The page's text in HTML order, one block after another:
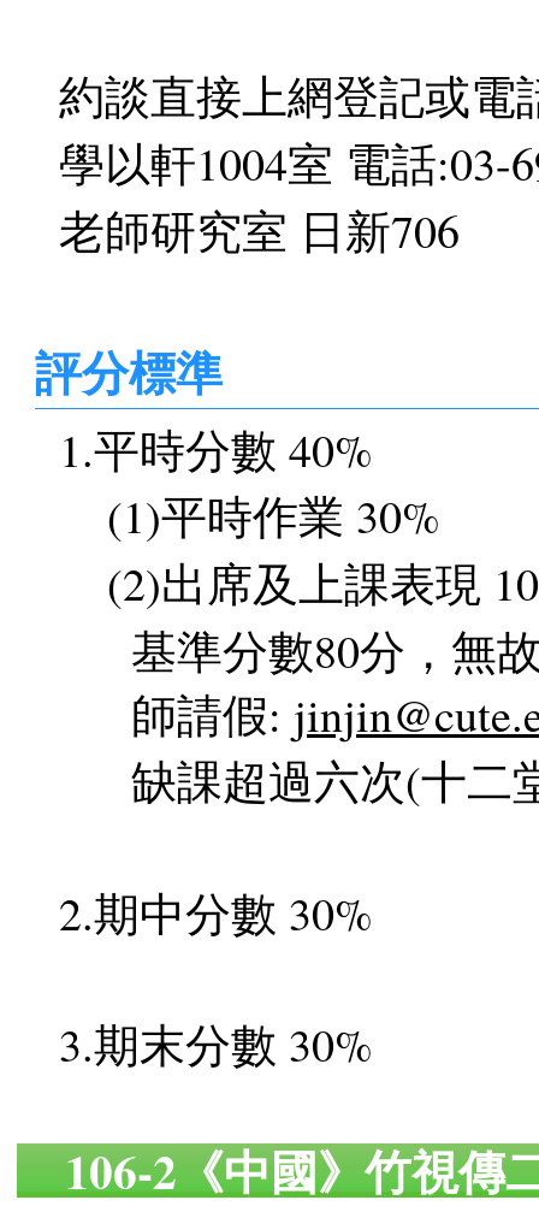
約談直接上網登記或電
學以軒1004室 電話:03-
老師研究室 日新706
評分標準
1.平時分數 40%
(1)平時作業 30%
(2)出席及上課表現
基準分數80分，無
師請假:
缺課超過六次(十二
2.期中分數 30%
3.期末分數 30%
106-2《中國》竹視傳